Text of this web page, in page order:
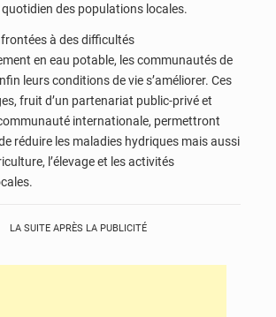
des populations locales.
à des difficultés
en eau potable, les communautés de
leurs conditions de vie s’améliorer. Ces
fruit d’un partenariat public-privé et
internationale, permettront
réduire les maladies hydriques mais aussi
l’élevage et les activités
LA SUITE APRÈS LA PUBLICITÉ